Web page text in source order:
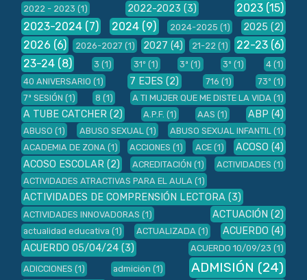
2022 - 2023 (1) 2022-2023 (3) 2023 (15)
2023-2024 (7) 2024 (9) 2024-2025 (1) 2025 (2)
2026 (6) 2026-2027 (1) 2027 (4) 21-22 (1) 22-23 (6)
23-24 (8) 3 (1) 31º (1) 3ª (1) 3º (1) 4 (1)
40 ANIVERSARIO (1) 7 EJES (2) 716 (1) 73º (1)
7ª SESIÓN (1) 8 (1) A TI MUJER QUE ME DISTE LA VIDA (1)
A TUBE CATCHER (2) A.P.F. (1) AAS (1) ABP (4)
ABUSO (1) ABUSO SEXUAL (1) ABUSO SEXUAL INFANTIL (1)
ACADEMIA DE ZONA (1) ACCIONES (1) ACE (1) ACOSO (4)
ACOSO ESCOLAR (2) ACREDITACIÓN (1) ACTIVIDADES (1)
ACTIVIDADES ATRACTIVAS PARA EL AULA (1)
ACTIVIDADES DE COMPRENSIÓN LECTORA (3)
ACTIVIDADES INNOVADORAS (1) ACTUACIÓN (2)
actualidad educativa (1) ACTUALIZADA (1) ACUERDO (4)
ACUERDO 05/04/24 (3) ACUERDO 10/09/23 (1)
ADICCIONES (1) admición (1) ADMISIÓN (24)